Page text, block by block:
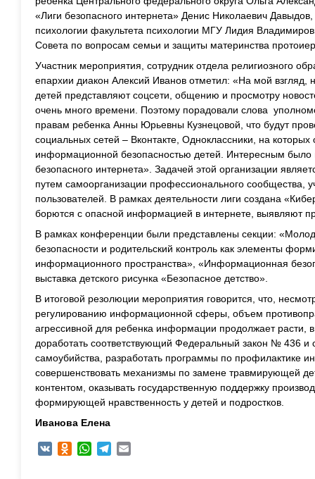
«Лиги безопасного интернета» Денис Николаевич
психологии факультета психологии МГУ Лидия
Совета по вопросам семьи и защиты материнства
Участник мероприятия, сотрудник отдела религиозного
епархии диакон Алексий Иванов отметил: «На мой взгляд,
детей представляют соцсети, общению и просмотру
очень много времени. Поэтому порадовали слова
правам ребенка Анны Юрьевны Кузнецовой, что будут
социальных сетей – Вконтакте, Одноклассники, на которых
информационной безопасностью детей. Интересным было
безопасного интернета». Задачей этой организации
путем самоорганизации профессионального сообщества,
пользователей. В рамках деятельности лиги создана
борются с опасной информацией в интернете, выявляют
В рамках конференции были представлены секции:
безопасности и родительский контроль как элементы
информационного пространства», «Информационная
выставка детского рисунка «Безопасное детство».
В итоговой резолюции мероприятия говорится, что,
регулированию информационной сферы, объем
агрессивной для ребенка информации продолжает расти,
доработать соответствующий Федеральный закон № 436
самоубийства, разработать программы по профилактике
совершенствовать механизмы по замене травмирующей
контентом, оказывать государственную поддержку
формирующей нравственность у детей и подростков.
Иванова Елена
VK Odnoklassniki
WhatsAppTelegram